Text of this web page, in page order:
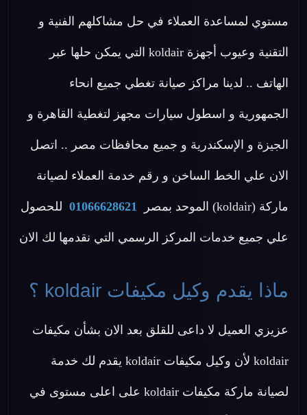
مستوي لمساعدة العملاء في حل مشاكلهم الفنية و
التقنية وعيوب أجهزة koldair التي يمكن حلها عبر
الهاتف .. لدينا مراكز صيانة تغطي جميع انحاء
الجمهورية و اسطول سيارات مجهز لتغطية القاهرة و
الجيزة و الإسكندرية و جميع محافظات مصر .. اتصل
الان علي الخط الساخن و رقم خدمة العملاء لصيانة
ماركة (koldair) الموحد بمصر 01066628621 للحصول
علي جميع خدمات المركز الرسمي التي نقدمها لك الان
ماذا يقدم وكيل مكيفات koldair ؟
عزيزي العميل لا داعى للقلق بعد الان بشأن مكيفات
koldair لأن وكيل مكيفات koldair يقدم لك خدمة
لصيانة ماركة مكيفات koldair على اعلى مستوى في